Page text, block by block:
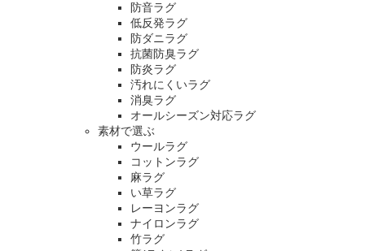
防音ラグ
低反発ラグ
防ダニラグ
抗菌防臭ラグ
防炎ラグ
汚れにくいラグ
消臭ラグ
オールシーズン対応ラグ
素材で選ぶ
ウールラグ
コットンラグ
麻ラグ
い草ラグ
レーヨンラグ
ナイロンラグ
竹ラグ